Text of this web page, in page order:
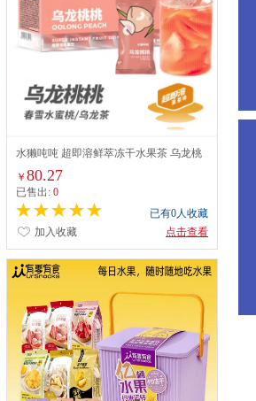
水獭吨吨 超即溶鲜萃冻干水果茶 乌龙桃
桃 90g(15g*6)
￥ 80.27
已售出: 0
已有0人收藏
点击查看
加入收藏